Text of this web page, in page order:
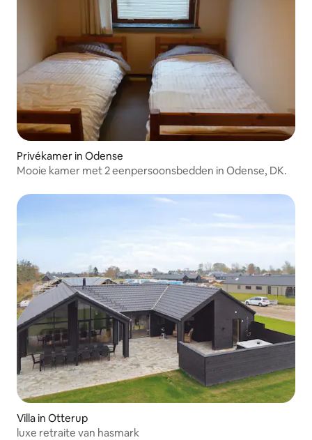
Privékamer in Odense
Mooie kamer met 2 eenpersoonsbedden in Odense, DK.
Villa in Otterup
luxe retraite van hasmark